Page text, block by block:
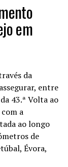
em
da
entre
43.ª Volta ao
a
ao longo
de
Évora,